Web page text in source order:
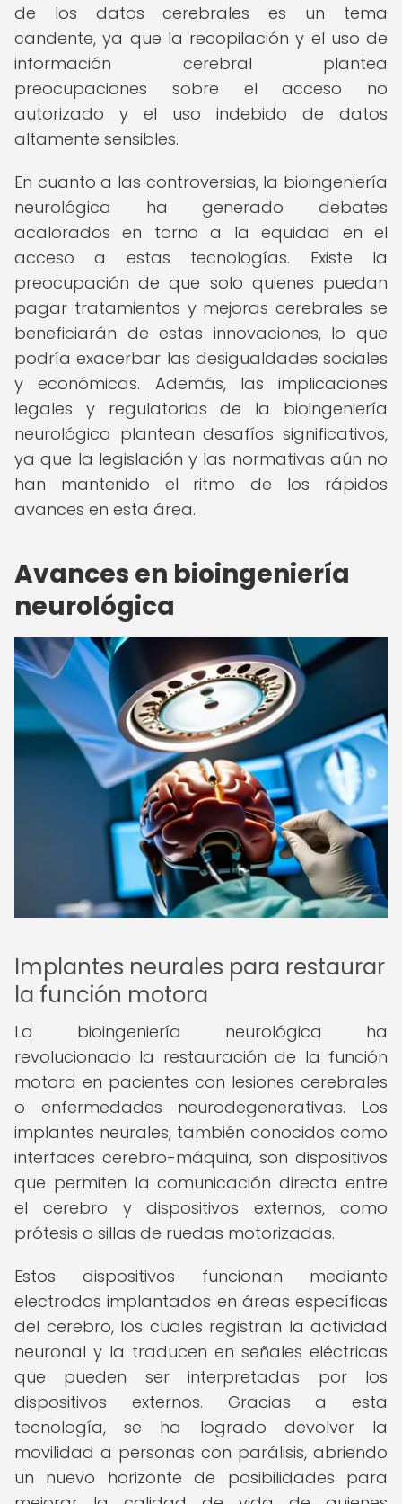
de los datos cerebrales es un tema
candente, ya que la recopilación y el uso de
información cerebral plantea
preocupaciones sobre el acceso no
autorizado y el uso indebido de datos
altamente sensibles.
En cuanto a las controversias, la bioingeniería
neurológica ha generado debates
acalorados en torno a la equidad en el
acceso a estas tecnologías. Existe la
preocupación de que solo quienes puedan
pagar tratamientos y mejoras cerebrales se
beneficiarán de estas innovaciones, lo que
podría exacerbar las desigualdades sociales
y económicas. Además, las implicaciones
legales y regulatorias de la bioingeniería
neurológica plantean desafíos significativos,
ya que la legislación y las normativas aún no
han mantenido el ritmo de los rápidos
avances en esta área.
Avances en bioingeniería
neurológica
Implantes neurales para restaurar
la función motora
La bioingeniería neurológica ha
revolucionado la restauración de la función
motora en pacientes con lesiones cerebrales
o enfermedades neurodegenerativas. Los
implantes neurales, también conocidos como
interfaces cerebro-máquina, son dispositivos
que permiten la comunicación directa entre
el cerebro y dispositivos externos, como
prótesis o sillas de ruedas motorizadas.
Estos dispositivos funcionan mediante
electrodos implantados en áreas específicas
del cerebro, los cuales registran la actividad
neuronal y la traducen en señales eléctricas
que pueden ser interpretadas por los
dispositivos externos. Gracias a esta
tecnología, se ha logrado devolver la
movilidad a personas con parálisis, abriendo
un nuevo horizonte de posibilidades para